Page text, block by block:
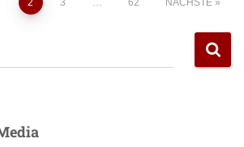
2 3 … 62 NÄCHSTE